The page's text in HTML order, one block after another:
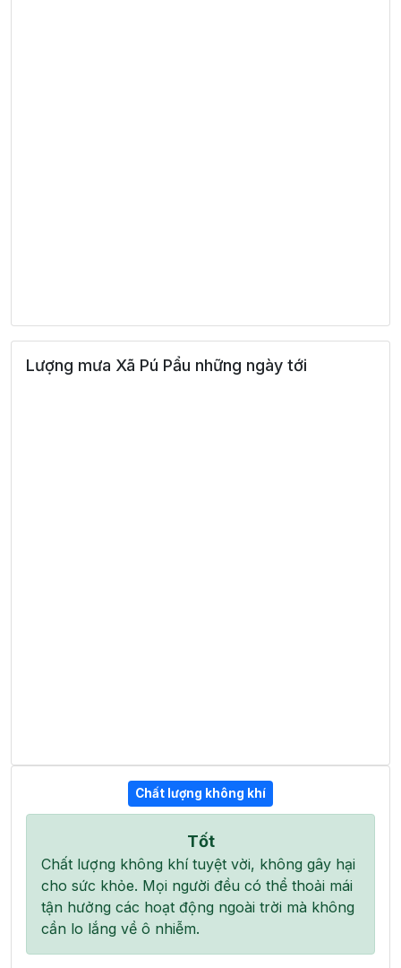
Lượng mưa Xã Pú Pẩu những ngày tới
Chất lượng không khí
Tốt
Chất lượng không khí tuyệt vời, không gây hại
cho sức khỏe. Mọi người đều có thể thoải mái
tận hưởng các hoạt động ngoài trời mà không
cần lo lắng về ô nhiễm.